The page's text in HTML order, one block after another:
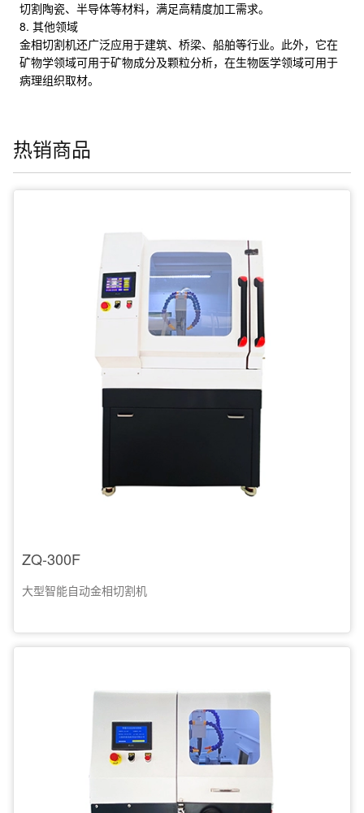
切割陶瓷、半导体等材料，满足高精度加工需求。
8. 其他领域
金相切割机还广泛应用于建筑、桥梁、船舶等行业。此外，它在
矿物学领域可用于矿物成分及颗粒分析，在生物医学领域可用于
病理组织取材。
热销商品
ZQ-300F
大型智能自动金相切割机